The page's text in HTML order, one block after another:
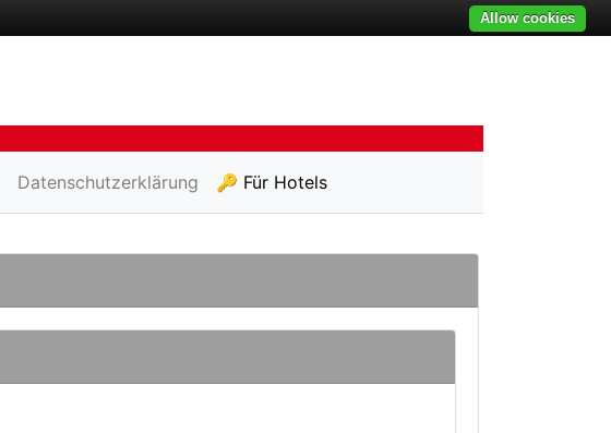
Datenschutzerklärung 🔑 Für Hotels
Allow cookies